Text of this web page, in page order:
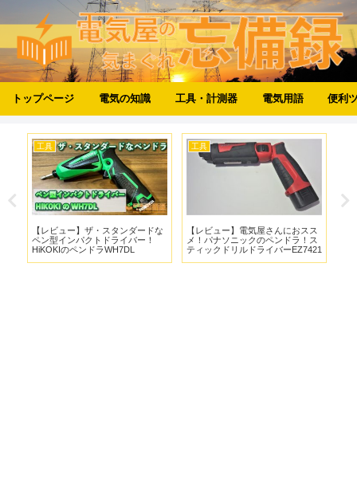
トップページ 電気の知識 工具・計測器 電気用語 便利
工具
【レビュー】ザ・スタンダードな
ペン型インパクトドライバー！
HiKOKIのペンドラWH7DL
工具
【レビュー】電気屋さんにおスス
メ！パナソニックのペンドラ！ス
ティックドリルドライバーEZ7421